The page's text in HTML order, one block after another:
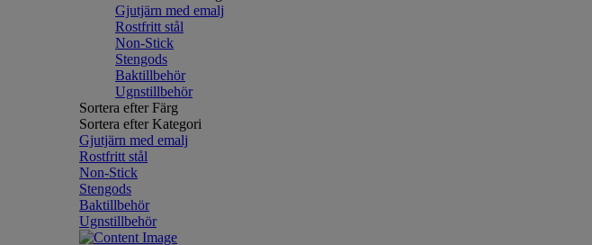
Gjutjärn med emalj
Rostfritt stål
Non-Stick
Stengods
Baktillbehör
Ugnstillbehör
Sortera efter Färg
Sortera efter Kategori
Gjutjärn med emalj
Rostfritt stål
Non-Stick
Stengods
Baktillbehör
Ugnstillbehör